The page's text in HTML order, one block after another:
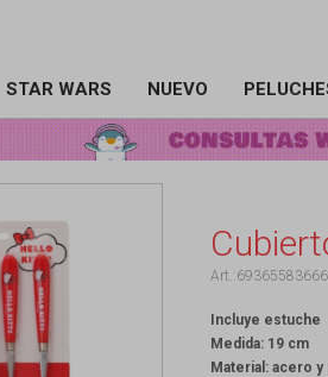
STAR WARS NUEVO
Incluye estuche
Medida: 19 cm
Material: acero y